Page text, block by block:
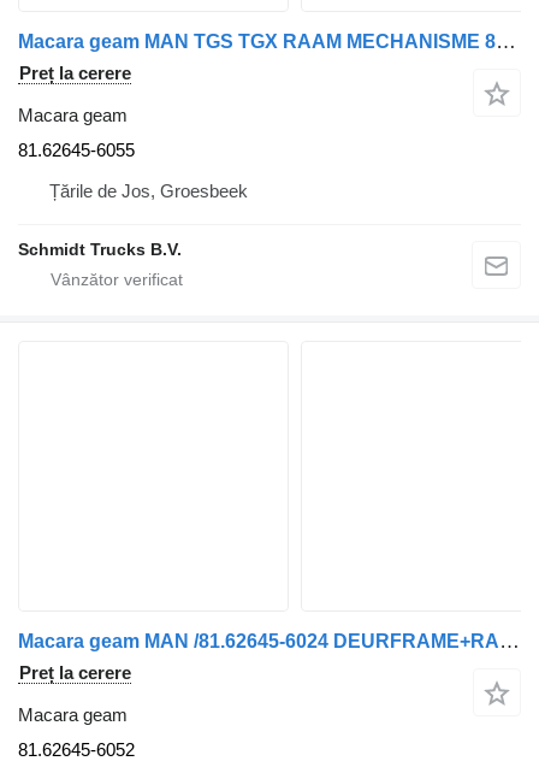
Macara geam MAN TGS TGX RAAM MECHANISME 81.62645-6055 pentru camion
Preț la cerere
Macara geam
81.62645-6055
Țările de Jos, Groesbeek
Schmidt Trucks B.V.
Macara geam MAN /81.62645-6024 DEURFRAME+RAAMMOTOR 81.62645-6052 pentru camion
Preț la cerere
Macara geam
81.62645-6052